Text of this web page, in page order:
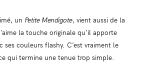
un Petite Mendigote, vient aussi de la
la touche originale qu’il apporte
ses couleurs flashy. C’est vraiment le
qui termine une tenue trop simple.